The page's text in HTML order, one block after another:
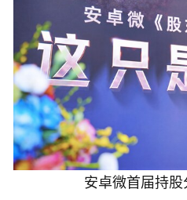
安卓微首届持